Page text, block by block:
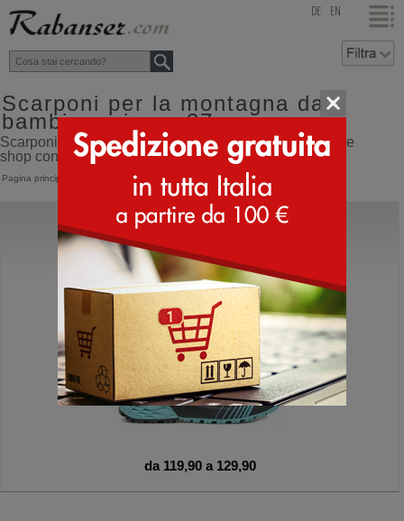
top DE EN
Scarponi per la montagna da
bambino misura 37
Scarponi per la montagna da bambino misura 37 online
shop con spedizione direttamente dall'Italia
Pagina principale Scarponi montagna
Scarpa
Ribelle Run Kid GTX
Scarpe da montagna per bambini impermeabili
da 119,90 a 129,90